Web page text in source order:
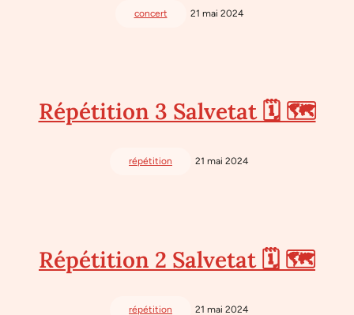
concert 21 mai 2024
Répétition 3 Salvetat 🗓 🗺
répétition 21 mai 2024
Répétition 2 Salvetat 🗓 🗺
répétition 21 mai 2024